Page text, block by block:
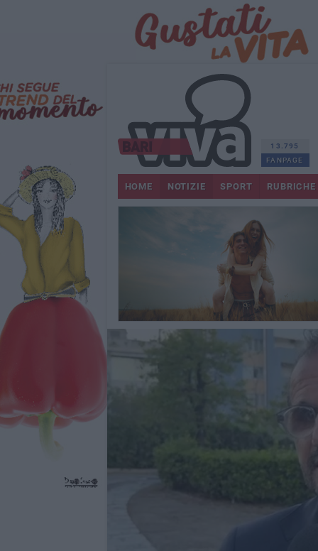
13.795
FANPAGE
HOME NOTIZIE SPORT RUBRICHE